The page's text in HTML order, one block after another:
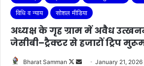
विधि व न्याय
सोशल मीडिया
अध्यक्ष के गृह ग्राम में अवैध
जेसीबी–ट्रैक्टर से हजारों ट्रिप
Bharat Samman
Follow
Send January 21, 2026